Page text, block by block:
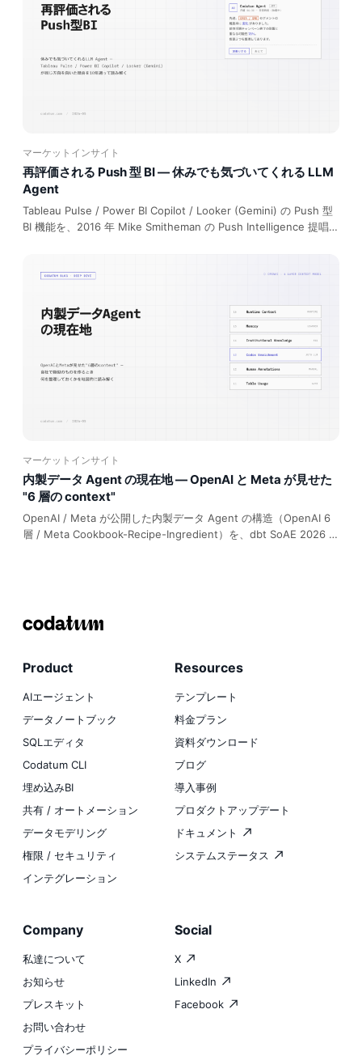
マーケットインサイト
再評価される Push 型 BI — 休みでも気づいてくれる LLM
Agent
Tableau Pulse / Power BI Copilot / Looker (Gemini) の Push 型
BI 機能を、2016 年 Mike Smitheman の Push Intelligence 提唱ま
双方向 followup）が揃ったからという構造を読み解きます。
マーケットインサイト
内製データ Agent の現在地 — OpenAI と Meta が見せた
"6 層の context"
OpenAI / Meta が公開した内製データ Agent の構造（OpenAI 6
層 / Meta Cookbook-Recipe-Ingredient）を、dbt SoAE 2026 の
Product
AIエージェント
データノートブック
SQLエディタ
Codatum CLI
埋め込みBI
共有 / オートメーション
データモデリング
権限 / セキュリティ
インテグレーション
Resources
テンプレート
料金プラン
資料ダウンロード
ブログ
導入事例
プロダクトアップデート
ドキュメント
システムステータス
Company
私達について
お知らせ
プレスキット
お問い合わせ
プライバシーポリシー
Social
X
LinkedIn
Facebook